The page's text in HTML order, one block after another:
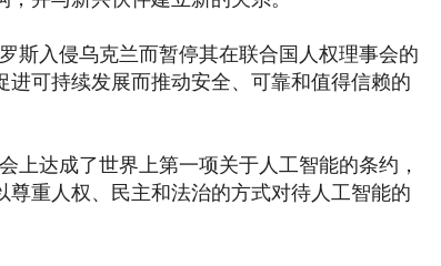
斯入侵乌克兰而暂停其在联合国人权理事会的
进可持续发展而推动安全、可靠和值得信赖的
上达成了世界上第一项关于人工智能的条约，
重人权、民主和法治的方式对待人工智能的